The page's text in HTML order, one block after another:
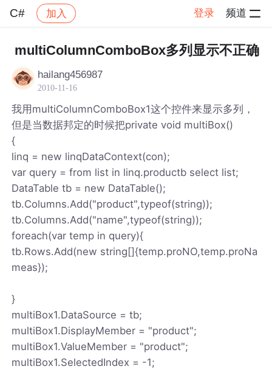
C# 加入 登录 频道
C#
multiColumnComboBox多列显示不正确
hailang456987
2010-11-16
我用multiColumnComboBox1这个控件来显示多列，
但是当数据邦定的时候把private void multiBox()
{
linq = new linqDataContext(con);
var query = from list in linq.productb select list;
DataTable tb = new DataTable();
tb.Columns.Add("product",typeof(string));
tb.Columns.Add("name",typeof(string));
foreach(var temp in query){
tb.Rows.Add(new string[]{temp.proNO,temp.proNa
meas});
}
multiBox1.DataSource = tb;
multiBox1.DisplayMember = "product";
multiBox1.ValueMember = "product";
multiBox1.SelectedIndex = -1;